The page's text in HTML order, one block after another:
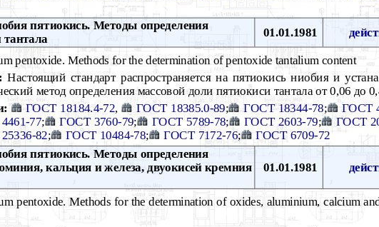
пятиокись. Методы определения
тантала
01.01.1981
pentoxide. Methods for the determination of pentoxide tantalium content
Настоящий стандарт распространяется на пятиокись ниобия и
метод определения массовой доли пятиокиси тантала от 0,06 до
ГОСТ 18184.4-72, ГОСТ 18385.0-89; ГОСТ 18344-78; ГОСТ
77; ГОСТ 3760-79; ГОСТ 5789-78; ГОСТ 2603-79; ГОСТ
82; ГОСТ 10484-78; ГОСТ 7172-76;
ГОСТ 6709-72
пятиокись. Методы определения
кальция и железа, двуокисей кремния 01.01.1981
pentoxide. Methods for the determination of oxides, aluminium, calcium